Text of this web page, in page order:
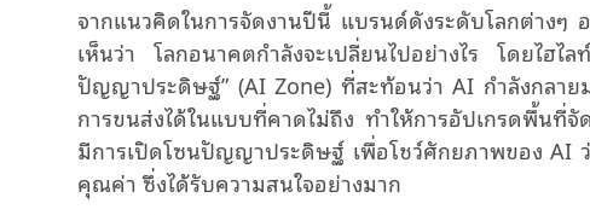
จากแนวคิดในการจัดงานปีนี้ แบรนด์ดังระดับโลกต่างๆ
เห็นว่า โลกอนาคตกำลังจะเปลี่ยนไปอย่างไร โดยไฮไ
ปัญญาประดิษฐ์” (AI Zone) ที่สะท้อนว่า AI กำลังกลาย
การขนส่งได้ในแบบที่คาดไม่ถึง ทำให้การอัปเกรดพื้นที่
มีการเปิดโซนปัญญาประดิษฐ์ เพื่อโชว์ศักยภาพของ AI
คุณค่า ซึ่งได้รับความสนใจอย่างมาก